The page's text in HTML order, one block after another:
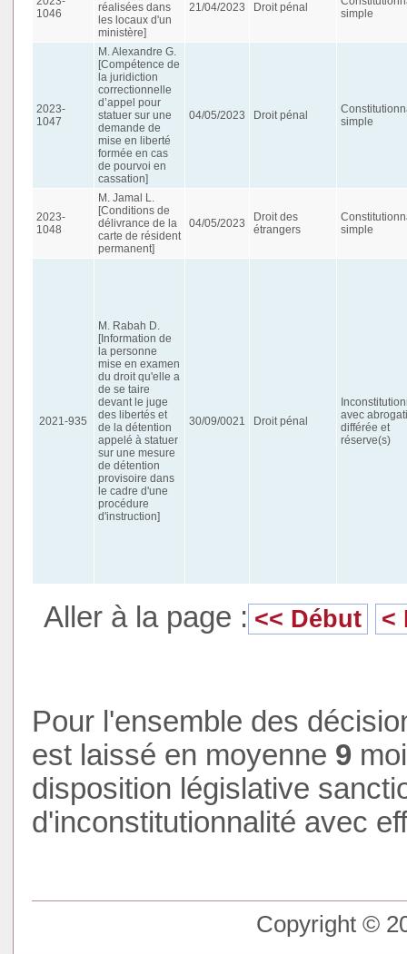
1046
réalisées dans
les locaux d'un
ministère]
21/04/2023 Droit pénal
simple
2023-
1047
M. Alexandre G.
[Compétence de
la juridiction
correctionnelle
d’appel pour
statuer sur une
demande de
mise en liberté
formée en cas
de pourvoi en
cassation]
04/05/2023 Droit pénal
simple
2023-
1048
M. Jamal L.
[Conditions de
délivrance de la
carte de résident
permanent]
04/05/2023
Droit des
étrangers
simple
2021-935
M. Rabah D.
[Information de
la personne
mise en examen
du droit qu'elle a
de se taire
devant le juge
des libertés et
de la détention
appelé à statuer
sur une mesure
de détention
provisoire dans
le cadre d'une
procédure
d'instruction]
30/09/0021 Droit pénal
avec
différée et
réserve(s)
Aller à la page : << Début <
Pour l'ensemble des
est laissé en moyenne 9
disposition législative
d'inconstitutionnalité avec
Copyright ©